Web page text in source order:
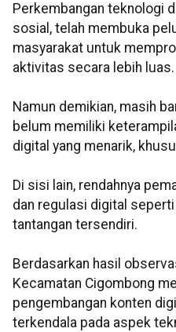
Perkembangan teknologi
sosial, telah membuka
masyarakat untuk
aktivitas secara lebih luas.
Namun demikian, masih
belum memiliki
digital yang menarik,
Di sisi lain, rendahnya
dan regulasi digital seperti
tantangan tersendiri.
Berdasarkan hasil
Kecamatan Cigombong
pengembangan konten
terkendala pada aspek